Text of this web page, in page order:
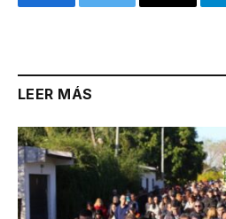
FacebookTwitter Email
LEER MÁS